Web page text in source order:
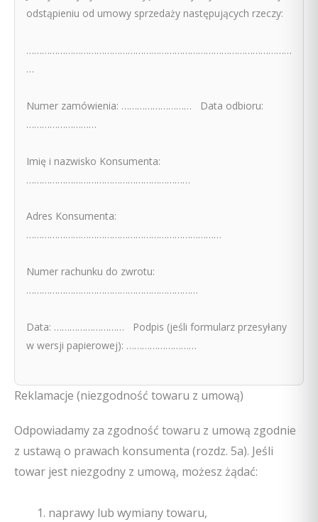
odstąpieniu od umowy sprzedaży następujących rzeczy:
…………………………………………………………………………………………
…
Numer zamówienia: ……………………… Data odbioru:
………………………
Imię i nazwisko Konsumenta:
………………………………………………………
Adres Konsumenta:
…………………………………………………………………
Numer rachunku do zwrotu:
…………………………………………………………
Data: ……………………… Podpis (jeśli formularz przesyłany
w wersji papierowej): ………………………
Reklamacje (niezgodność towaru z umową)
Odpowiadamy za zgodność towaru z umową zgodnie
z ustawą o prawach konsumenta (rozdz. 5a). Jeśli
towar jest niezgodny z umową, możesz żądać:
naprawy lub wymiany towaru,